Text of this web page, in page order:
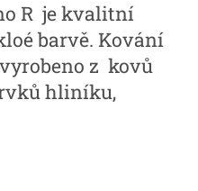
R je kvalitní
barvě. Kování
z kovů
hliníku,